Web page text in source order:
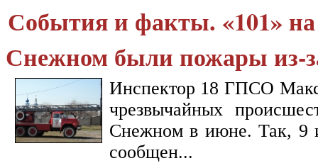
События и факты. «101»
Снежном были пожары из-
Инспектор 18 ГПСО
чрезвычайных
Снежном в июне. Так, 9
сообщен...